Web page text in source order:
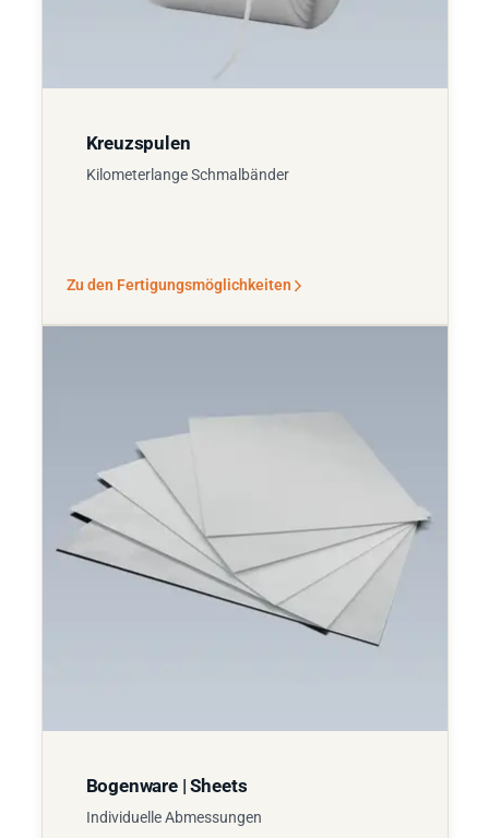
Kreuzspulen
Kilometerlange Schmalbänder
Zu den Fertigungsmöglichkeiten
Bogenware | Sheets
Individuelle Abmessungen